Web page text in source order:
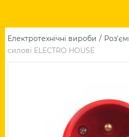
Електротехнічні вироби
силові ELECTRO HOUSE